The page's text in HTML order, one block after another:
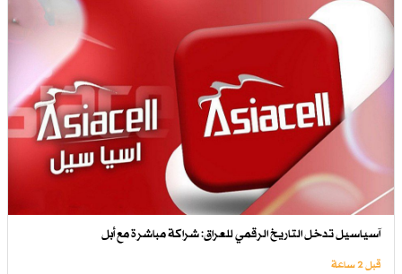
آسياسيل تدخل التاريخ الرقمي للعراق: شراكة مباشرة مع أبل
قبل 2 ساعة